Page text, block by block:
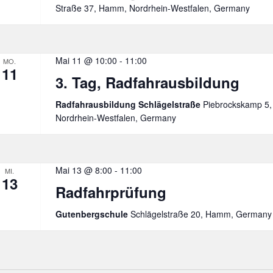
Straße 37, Hamm, Nordrhein-Westfalen, Germany
MO.
11
Mai 11 @ 10:00 - 11:00
3. Tag, Radfahrausbildung
Radfahrausbildung Schlägelstraße Piebrockskamp
Nordrhein-Westfalen, Germany
MI.
13
Mai 13 @ 8:00 - 11:00
Radfahrprüfung
Gutenbergschule Schlägelstraße 20, Hamm, Germany